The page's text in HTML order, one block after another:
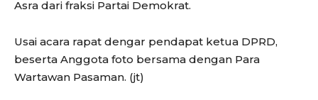
Asra dari fraksi Partai Demokrat.
Usai acara rapat dengar pendapat ketua DPRD,
beserta Anggota foto bersama dengan Para
Wartawan Pasaman. (jt)